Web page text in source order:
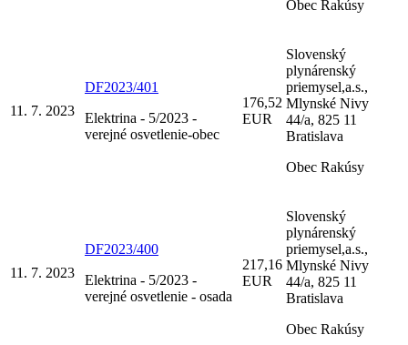
Obec Rakúsy
11. 7. 2023
DF2023/401
Elektrina - 5/2023 -
verejné osvetlenie-obec
176,52
EUR
Slovenský
plynárenský
priemysel,a.s.,
Mlynské Nivy
44/a, 825 11
Bratislava
Obec Rakúsy
11. 7. 2023
DF2023/400
Elektrina - 5/2023 -
verejné osvetlenie - osada
217,16
EUR
Slovenský
plynárenský
priemysel,a.s.,
Mlynské Nivy
44/a, 825 11
Bratislava
Obec Rakúsy